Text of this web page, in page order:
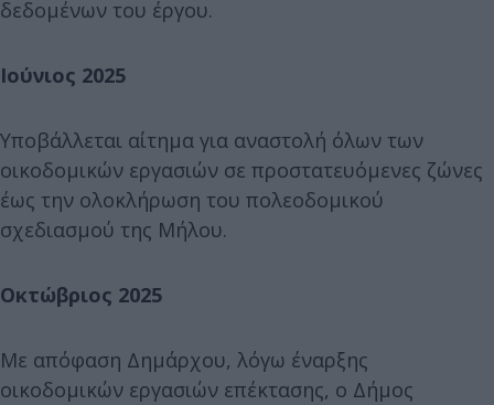
δεδομένων του έργου.
Ιούνιος 2025
Υποβάλλεται αίτημα για αναστολή όλων των
οικοδομικών εργασιών σε προστατευόμενες ζώνες
έως την ολοκλήρωση του πολεοδομικού
σχεδιασμού της Μήλου.
Οκτώβριος 2025
Με απόφαση Δημάρχου, λόγω έναρξης
οικοδομικών εργασιών επέκτασης, ο Δήμος